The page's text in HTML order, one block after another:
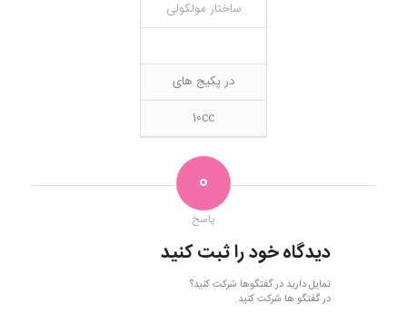
ساختار مولکولی
در پکیج های
10cc
0
پاسخ
دیدگاه خود را ثبت کنید
تمایل دارید در گفتگوها شرکت کنید؟
در گفتگو ها شرکت کنید.